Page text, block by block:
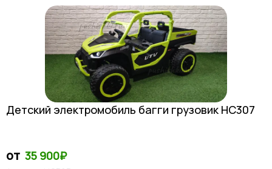
Детский электромобиль багги грузовик HC307
от 35 900₽